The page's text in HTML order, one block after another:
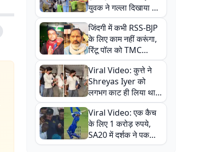
युवक ने गल्ला दिखाया तो
नौकरी वालों के खड़े हो गए
कान
जिंदगी में कभी RSS-BJP
के लिए काम नहीं करूंगा,
रिंटू पॉल को TMC
ऑफिस में ले जाकर पीटा,
Video वायरल
Viral Video: कुत्ते ने
Shreyas Iyer को
लगभग काट ही लिया था,
न्यूजीलैंड सीरीज से पहले
बाल-बाल बचे
Viral Video: एक कैच
के लिए 1 करोड़ रुपये,
SA20 में दर्शक ने पकड़ा
एक हाथ से गजब का कैच